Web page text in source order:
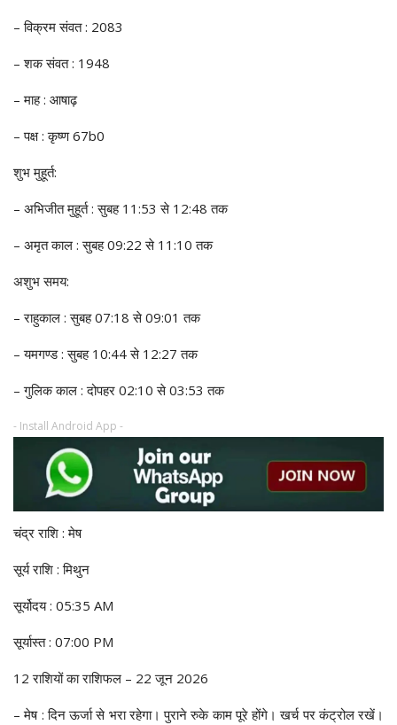
– विक्रम संवत : 2083
– शक संवत : 1948
– माह : आषाढ़
– पक्ष : कृष्ण 67b0
शुभ मुहूर्त:
– अभिजीत मुहूर्त : सुबह 11:53 से 12:48 तक
– अमृत काल : सुबह 09:22 से 11:10 तक
अशुभ समय:
– राहुकाल : सुबह 07:18 से 09:01 तक
– यमगण्ड : सुबह 10:44 से 12:27 तक
– गुलिक काल : दोपहर 02:10 से 03:53 तक
- Install Android App -
चंद्र राशि : मेष
सूर्य राशि : मिथुन
सूर्योदय : 05:35 AM
सूर्यास्त : 07:00 PM
12 राशियों का राशिफल – 22 जून 2026
– मेष : दिन ऊर्जा से भरा रहेगा। पुराने रुके काम पूरे होंगे। खर्च पर कंट्रोल रखें।